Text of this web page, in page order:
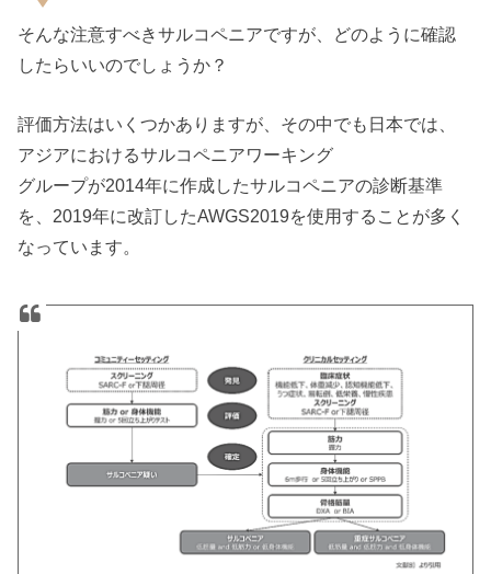
そんな注意すべきサルコペニアですが、どのように確認
したらいいのでしょうか？
評価方法はいくつかありますが、その中でも日本では、
アジアにおけるサルコペニアワーキング
グループが2014年に作成したサルコペニアの診断基準
を、2019年に改訂したAWGS2019を使用することが多く
なっています。